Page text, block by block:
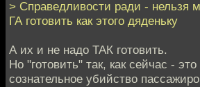
> Справедливости ради - нельзя
ГА готовить как этого дяденьку
А их и не надо ТАК готовить.
Но "готовить" так, как сейчас -
сознательное убийство